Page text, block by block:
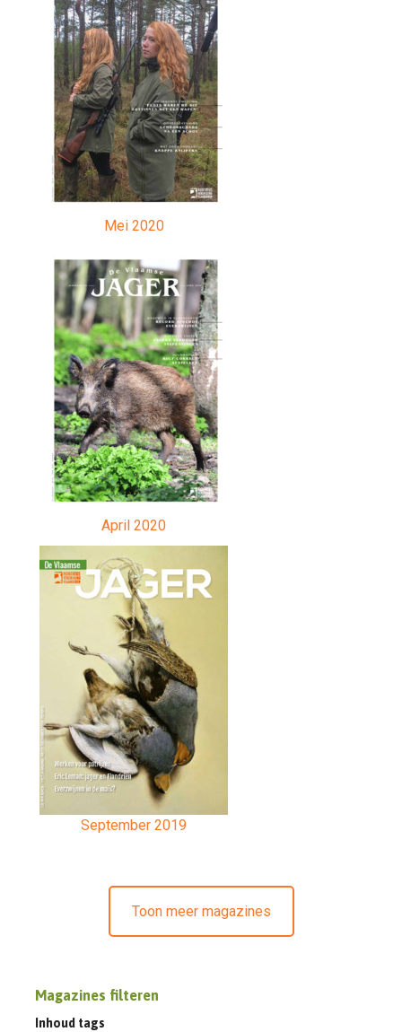
Mei 2020
April 2020
September 2019
Toon meer magazines
Magazines filteren
Inhoud tags